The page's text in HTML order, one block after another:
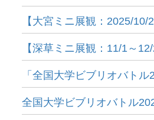
【大宮ミニ展観：2025/
【深草ミニ展観：11/1～
「全国大学ビブリオバト
全国大学ビブリオバトル